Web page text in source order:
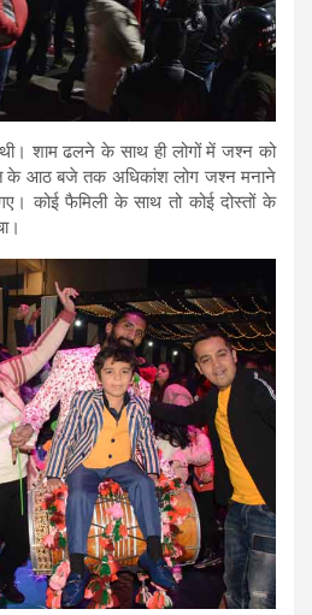
शाम ढलने के साथ ही लोगों में जश्न को
के आठ बजे तक अधिकांश लोग जश्न मनाने
कोई फैमिली के साथ तो कोई दोस्तों के